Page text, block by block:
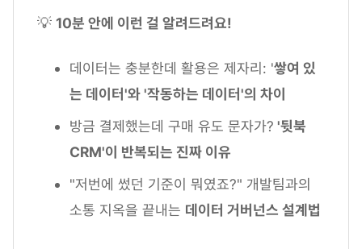
💡 10분 안에 이런 걸 알려드려요!
데이터는 충분한데 활용은 제자리: '쌓여 있
는 데이터'와 '작동하는 데이터'의 차이
방금 결제했는데 구매 유도 문자가? '뒷북
CRM'이 반복되는 진짜 이유
"저번에 썼던 기준이 뭐였죠?" 개발팀과의
소통 지옥을 끝내는 데이터 거버넌스 설계법